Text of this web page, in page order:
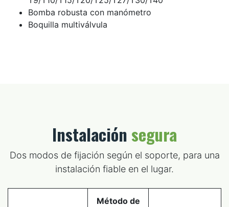
Bomba robusta con manómetro
Boquilla multiválvula
Instalaciónsegura
Dos modos de fijación según el soporte, para una
instalación fiable en el lugar.
Método de